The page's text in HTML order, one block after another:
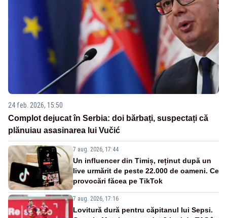
24 feb. 2026, 15:50
Complot dejucat în Serbia: doi bărbați, suspectați că
plănuiau asasinarea lui Vučić
7 aug. 2026, 17:44
Un influencer din Timiș, reținut după un
live urmărit de peste 22.000 de oameni. Ce
provocări făcea pe TikTok
7 aug. 2026, 17:16
Lovitură dură pentru căpitanul lui Sepsi.